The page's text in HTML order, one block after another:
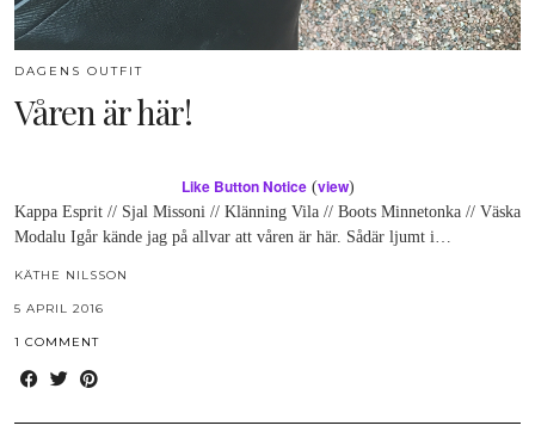
DAGENS OUTFIT
Våren är här!
Like Button Notice(view)
Kappa Esprit // Sjal Missoni // Klänning Vila // Boots Minnetonka // Väska
Modalu Igår kände jag på allvar att våren är här. Sådär ljumt i…
KÄTHE NILSSON
5 APRIL 2016
1 COMMENT